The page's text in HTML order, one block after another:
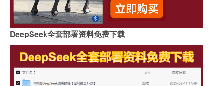
DeepSeek全套部署资料免费下载